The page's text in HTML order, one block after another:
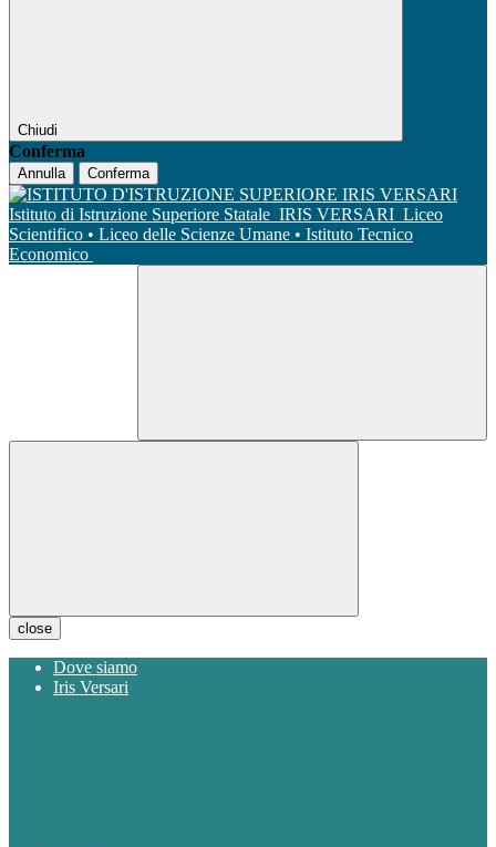
Chiudi
Conferma
Annulla Conferma
Istituto di Istruzione Superiore Statale IRIS VERSARI Liceo
Scientifico • Liceo delle Scienze Umane • Istituto Tecnico
Economico
close
Dove siamo
Iris Versari